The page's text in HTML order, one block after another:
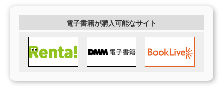
電子書籍が購入可能なサイト